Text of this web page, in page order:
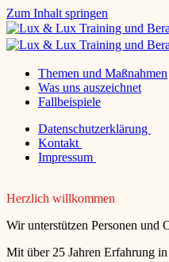
Zum Inhalt springen
Themen und Maßnahmen
Was uns auszeichnet
Fallbeispiele
Datenschutzerklärung
Kontakt
Impressum
Herzlich willkommen
Wir unterstützen Personen und
Mit über 25 Jahren Erfahrung